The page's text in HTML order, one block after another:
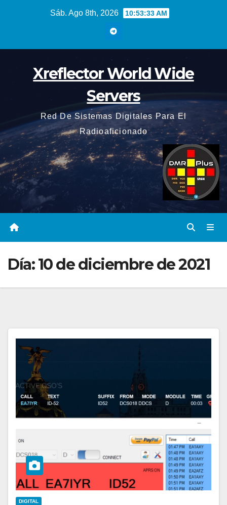
Sáb. Ago 8th, 2026 10:53:34 AM
Xreflector World Wide
Servers
Red De Sistemas Digitales Para El
Radioaficionado
Día:10 de diciembre de 2021
DIGITAL